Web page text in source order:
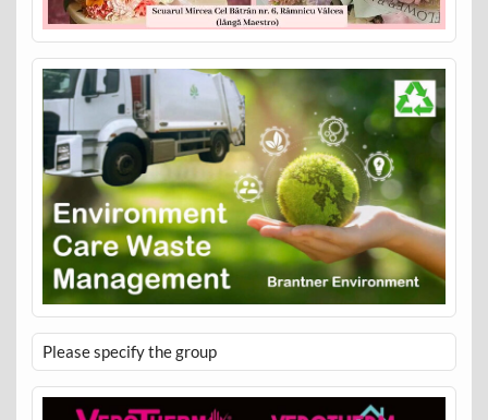
Please specify the group